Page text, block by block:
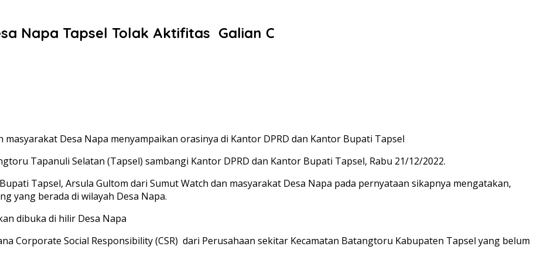
Napa Tapsel Tolak Aktifitas Galian C
masyarakat Desa Napa menyampaikan orasinya di Kantor DPRD dan Kantor Bupati Tapsel
Tapanuli Selatan (Tapsel) sambangi Kantor DPRD dan Kantor Bupati Tapsel, Rabu 21/12/2022.
Tapsel, Arsula Gultom dari Sumut Watch dan masyarakat Desa Napa pada pernyataan sikapnya mengatakan,
yang berada di wilayah Desa Napa.
dibuka di hilir Desa Napa
Corporate Social Responsibility (CSR) dari Perusahaan sekitar Kecamatan Batangtoru Kabupaten Tapsel yang belum